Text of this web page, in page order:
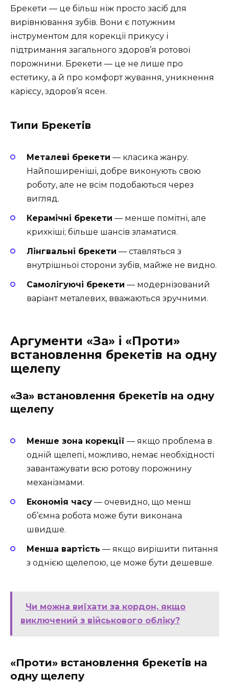
Брекети — це більш ніж просто засіб для
вирівнювання зубів. Вони є потужним
інструментом для корекції прикусу і
підтримання загального здоров’я ротової
порожнини. Брекети — це не лише про
естетику, а й про комфорт жування, уникнення
карієсу, здоров’я ясен.
Типи Брекетів
Металеві брекети — класика жанру.
Найпоширеніші, добре виконують свою
роботу, але не всім подобаються через
вигляд.
Керамічні брекети — менше помітні, але
крихкіші; більше шансів зламатися.
Лінгвальні брекети — ставляться з
внутрішньої сторони зубів, майже не видно.
Самолігуючі брекети — модернізований
варіант металевих, вважаються зручними.
Аргументи «За» і «Проти»
встановлення брекетів на одну
щелепу
«За» встановлення брекетів на одну
щелепу
Менше зона корекції — якщо проблема в
одній щелепі, можливо, немає необхідності
завантажувати всю ротову порожнину
механізмами.
Економія часу — очевидно, що менш
об’ємна робота може бути виконана
швидше.
Менша вартість — якщо вирішити питання
з однією щелепою, це може бути дешевше.
Чи можна виїхати за кордон, якщо
виключений з військового обліку?
«Проти» встановлення брекетів на
одну щелепу